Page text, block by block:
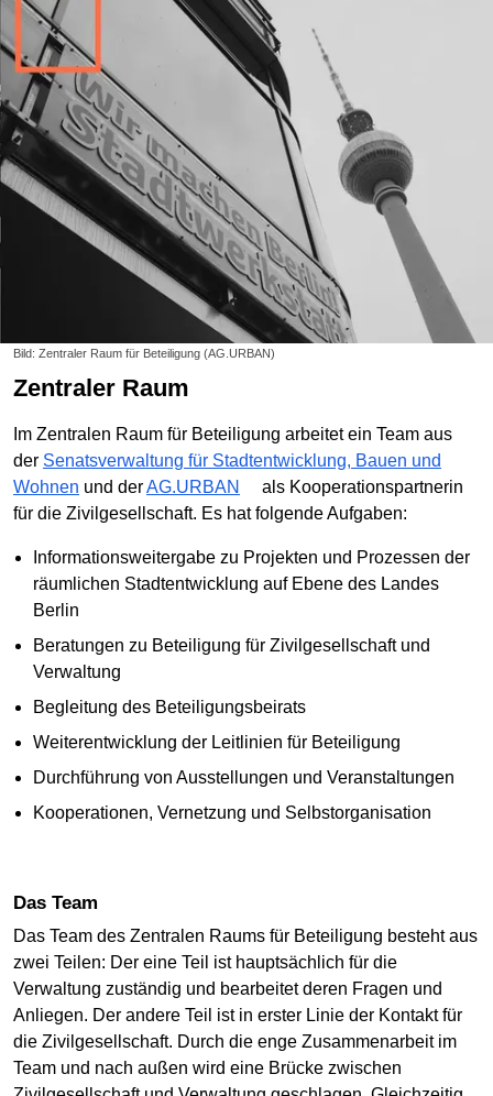
Bild: Zentraler Raum für Beteiligung (AG.URBAN)
Zentraler Raum
Im Zentralen Raum für Beteiligung arbeitet ein Team aus
der Senatsverwaltung für Stadtentwicklung, Bauen und
Wohnen und derAG.URBAN
als Kooperationspartnerin
für die Zivilgesellschaft. Es hat folgende Aufgaben:
Informationsweitergabe zu Projekten und Prozessen der
räumlichen Stadtentwicklung auf Ebene des Landes
Berlin
Beratungen zu Beteiligung für Zivilgesellschaft und
Verwaltung
Begleitung des Beteiligungsbeirats
Weiterentwicklung der Leitlinien für Beteiligung
Durchführung von Ausstellungen und Veranstaltungen
Kooperationen, Vernetzung und Selbstorganisation
Das Team
Das Team des Zentralen Raums für Beteiligung besteht aus
zwei Teilen: Der eine Teil ist hauptsächlich für die
Verwaltung zuständig und bearbeitet deren Fragen und
Anliegen. Der andere Teil ist in erster Linie der Kontakt für
die Zivilgesellschaft. Durch die enge Zusammenarbeit im
Team und nach außen wird eine Brücke zwischen